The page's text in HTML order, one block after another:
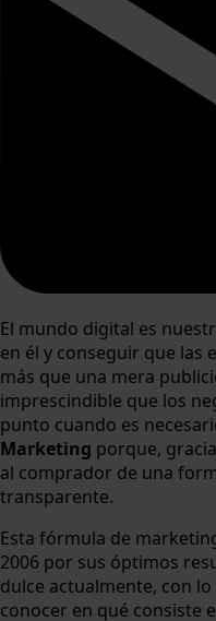
El mundo digital es
en él y conseguir que las
más que una mera
imprescindible que los
punto cuando es
Marketing porque,
al comprador de una
transparente.
Esta fórmula de
2006 por sus óptimos
dulce actualmente, con
conocer en qué consiste